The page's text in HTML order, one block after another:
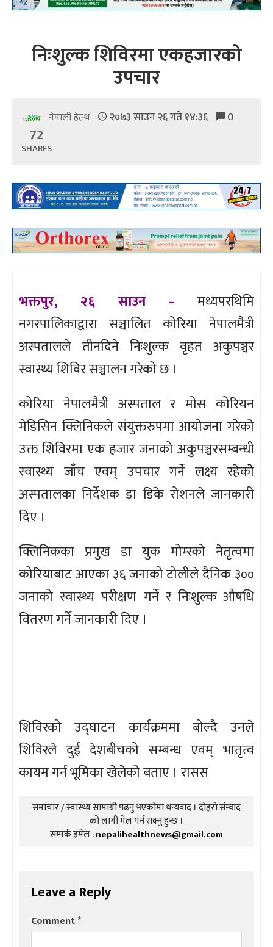
निःशुल्क शिविरमा एकहजारको
उपचार
नेपाली हेल्थ २०७३ साउन २६ गते १४:३६ 0
72
SHARES
भक्तपुर, २६ साउन – मध्यपरथिमि
नगरपालिकाद्वारा सञ्चालित कोरिया नेपालमैत्री
अस्पतालले तीनदिने निःशुल्क वृहत अकुपञ्चर
स्वास्थ्य शिविर सञ्चालन गरेको छ ।
कोरिया नेपालमैत्री अस्पताल र मोस कोरियन
मेडिसिन क्लिनिकले संयुक्तरुपमा आयोजना गरेको
उक्त शिविरमा एक हजार जनाको अकुपञ्चरसम्बन्धी
स्वास्थ्य जाँच एवम् उपचार गर्ने लक्ष्य रहेकोे
अस्पतालका निर्देशक डा डिके रोशनले जानकारी
दिए ।
क्लिनिकका प्रमुख डा युक मोम्स्को नेतृत्वमा
कोरियाबाट आएका ३६ जनाको टोलीले दैनिक ३००
जनाको स्वास्थ्य परीक्षण गर्ने र निःशुल्क औषधि
वितरण गर्ने जानकारी दिए ।
शिविरको उद्घाटन कार्यक्रममा बोल्दै उनले
शिविरले दुई देशबीचको सम्बन्ध एवम् भातृत्व
कायम गर्न भूमिका खेलेको बताए । रासस
समाचार / स्वास्थ्य सामाग्री पढनु भएकोमा धन्यवाद । दोहरो संम्वाद
को लागी मेल गर्न सक्नु हुन्छ ।
सम्पर्क इमेल :nepalihealthnews@gmail.com
Leave a Reply
Comment*